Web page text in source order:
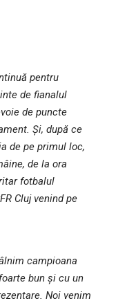
ă pentru
de fianalul
de puncte
Și, după ce
de pe primul loc,
de la ora
fotbalul
Cluj venind pe
campioana
bun și cu un
Noi venim